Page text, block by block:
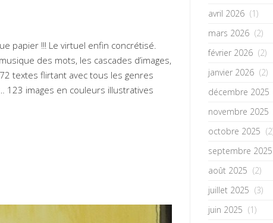
papier !!! Le virtuel enfin concrétisé.
des mots, les cascades d’images,
textes flirtant avec tous les genres
123 images en couleurs illustratives
avril 2026 (1)
mars 2026 (2)
février 2026 (2)
janvier 2026 (2)
décembre 2025
novembre 2025
octobre 2025
septembre 2025
août 2025 (2)
juillet 2025 (3)
juin 2025 (1)